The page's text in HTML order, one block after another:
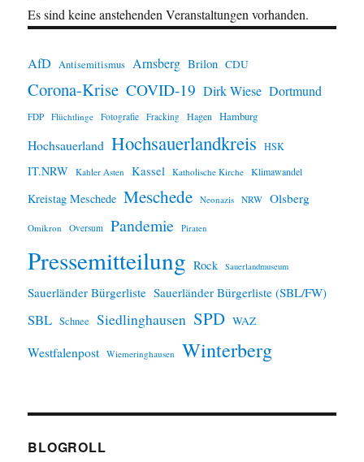
i
n
w
i
Es sind keine anstehenden Veranstaltungen vorhanden.
AfD Antisemitismus Arnsberg Brilon CDU
Corona-Krise COVID-19 Dirk Wiese Dortmund
FDP Flüchtlinge Fotografie Fracking Hagen Hamburg
Hochsauerland Hochsauerlandkreis HSK
IT.NRW Kahler Asten Kassel Katholische Kirche Klimawandel
Kreistag Meschede Meschede Neonazis NRW Olsberg
Omikron Oversum Pandemie Piraten
Pressemitteilung Rock Sauerlandmuseum
Sauerländer Bürgerliste Sauerländer Bürgerliste (SBL/FW)
SBL Schnee Siedlinghausen SPD WAZ
Westfalenpost Wiemeringhausen Winterberg
BLOGROLL